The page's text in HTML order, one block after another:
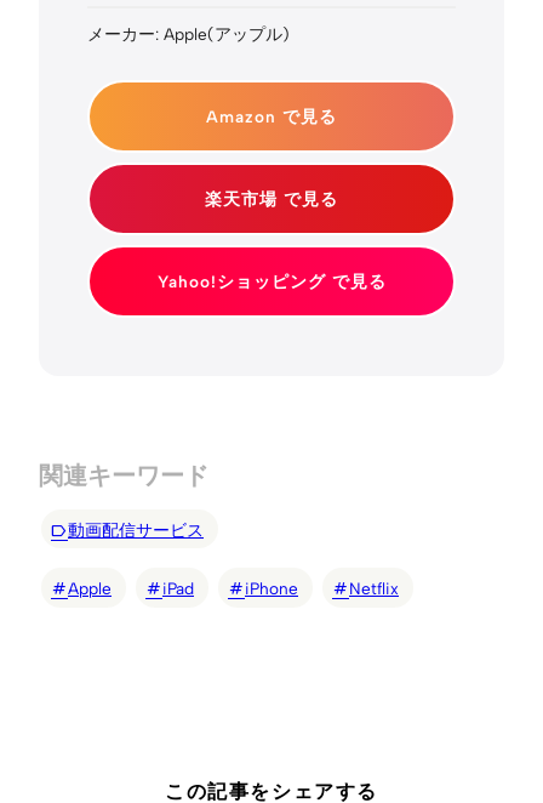
メーカー: Apple(アップル)
Amazon で見る
楽天市場 で見る
Yahoo!ショッピング で見る
関連キーワード
動画配信サービス
Apple iPad iPhone Netflix
この記事をシェアする